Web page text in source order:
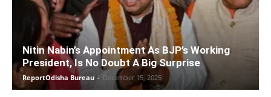
Nitin Nabin’s Appointment As BJP’s Working
President, Is No Doubt A Big Surprise
ReportOdisha Bureau - December 15, 2025